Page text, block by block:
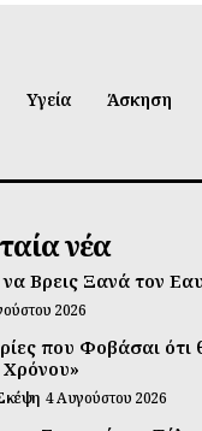
Υγεία Άσκηση
νέα
να Βρεις Ξανά τον
2026
που Φοβάσαι ότι
4 Αυγούστου 2026